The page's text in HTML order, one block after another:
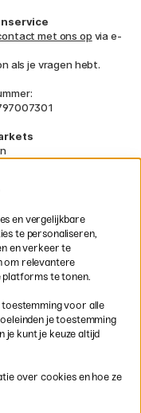
met ons op via e-
als je vragen hebt.
volumineuze producten.
of iDEAL
en vergelijkbare
te personaliseren,
en verkeer te
om relevantere
platforms te tonen.
toestemming voor alle
je toestemming
je kunt je keuze altijd
over cookies en hoe ze